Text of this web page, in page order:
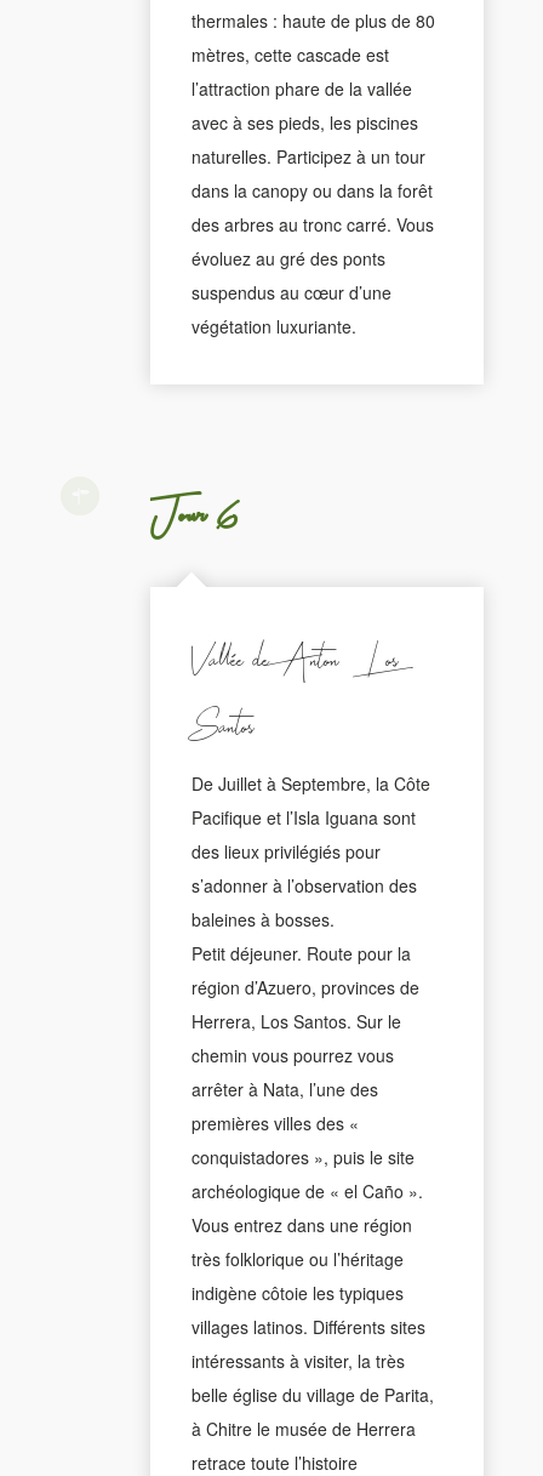
thermales : haute de plus de 80
mètres, cette cascade est
l’attraction phare de la vallée
avec à ses pieds, les piscines
naturelles. Participez à un tour
dans la canopy ou dans la forêt
des arbres au tronc carré. Vous
évoluez au gré des ponts
suspendus au cœur d’une
végétation luxuriante.
Jour 6
Vallée de Anton - Los
Santos
De Juillet à Septembre, la Côte
Pacifique et l’Isla Iguana sont
des lieux privilégiés pour
s’adonner à l’observation des
baleines à bosses.
Petit déjeuner. Route pour la
région d’Azuero, provinces de
Herrera, Los Santos. Sur le
chemin vous pourrez vous
arrêter à Nata, l’une des
premières villes des «
conquistadores », puis le site
archéologique de « el Caño ».
Vous entrez dans une région
très folklorique ou l’héritage
indigène côtoie les typiques
villages latinos. Différents sites
intéressants à visiter, la très
belle église du village de Parita,
à Chitre le musée de Herrera
retrace toute l’histoire